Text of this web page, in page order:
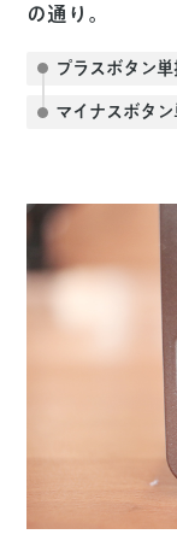
の通り。
プラスボタン
マイナスボタン